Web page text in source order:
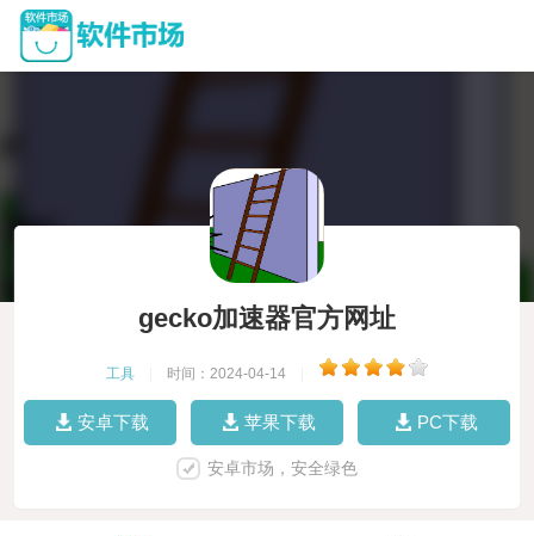
gecko加速器官方网址
工具 时间：2024-04-14
安卓下载 苹果下载 PC下载
安卓市场，安全绿色